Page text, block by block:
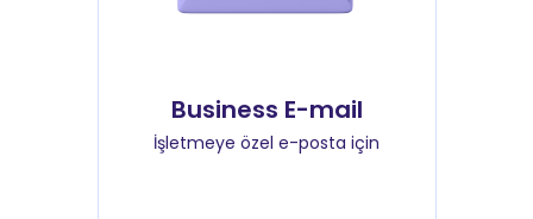
Business E-mail
İşletmeye özel e-posta için